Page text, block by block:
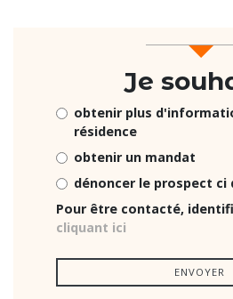
Je
obtenir plus
résidence
obtenir un mandat
dénoncer le prospect ci
Pour être contacté,
cliquant ici
ENVOYER